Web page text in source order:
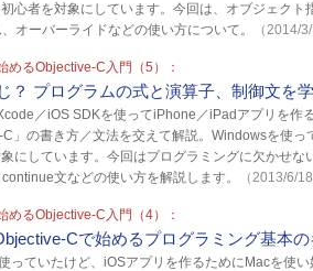
心者を対象にしています。今回は、オブジェク
オーバーライドなどの使い方について。
（2014/
めるObjective-C入門（5）：
？ プログラムの式と演算子、制御文を
／iOS SDKを使ってiPhone／iPadアプリを作
C」の書き方／文法を交えて解説。Windowsを使
にしています。今回はプログラミングに欠かせな
文などの使い方を解説します。
（2013/6/
めるObjective-C入門（4）：
Cで始めるプログラミング基本の
っていたけど、iOSアプリを作るためにMacを使